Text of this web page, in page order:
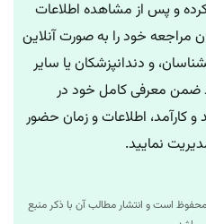
و پس از مشاهده اطلاعات
خود را به صورت آنلاین
و دندانپزشکان یا سایر
ضمن معرفی کامل خود در
کارآمد، اطلاعات و زمان حضور
نمایید.
است و انتشار مطالب آن با ذکر منبع